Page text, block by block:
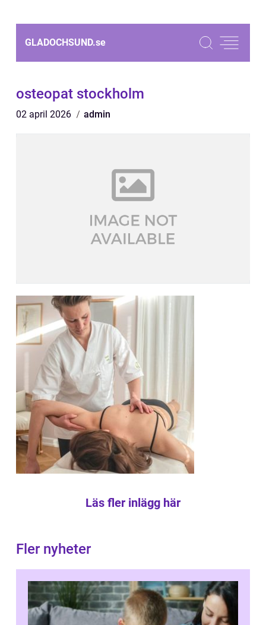
GLADOCHSUND.se
osteopat stockholm
02 april 2026 admin
Läs fler inlägg här
Fler nyheter